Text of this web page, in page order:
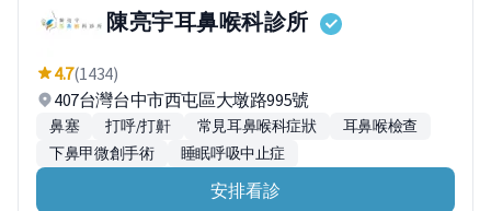
陳亮宇耳鼻喉科診所
4.7(1434)
407台灣台中市西屯區大墩路995號
鼻塞 打呼/打鼾 常見耳鼻喉科症狀
耳鼻喉檢查
下鼻甲微創手術
睡眠呼吸中止症
安排看診